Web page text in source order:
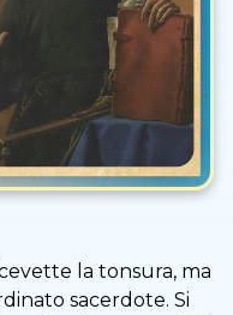
la tonsura, ma
sacerdote. Si